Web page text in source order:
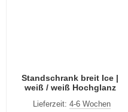
Standschrank breit Ice |
weiß / weiß Hochglanz
Lieferzeit: 4-6 Wochen